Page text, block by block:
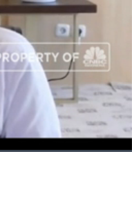
terhadap likuiditas? dan
umum berkelanjutan IV
Utama BTN, Pahala